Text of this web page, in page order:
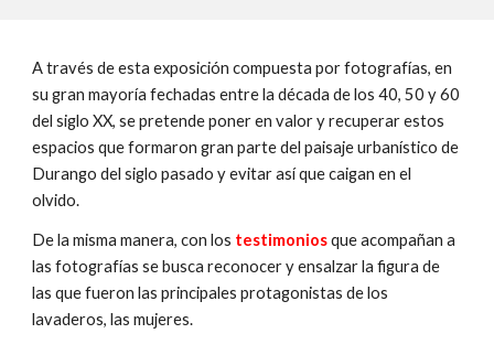
A través de esta exposición compuesta por fotografías, en
su gran mayoría fechadas entre la década de los 40, 50 y 60
del siglo XX, se pretende poner en valor y recuperar estos
espacios que formaron gran parte del paisaje urbanístico de
Durango del siglo pasado y evitar así que caigan en el
olvido.
De la misma manera, con los testimoniosque acompañan a
las fotografías se busca reconocer y ensalzar la figura de
las que fueron las principales protagonistas de los
lavaderos, las mujeres.